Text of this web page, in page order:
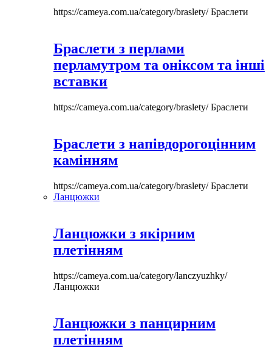
https://cameya.com.ua/category/braslety/Браслети
Браслети з перлами
перламутром та оніксом та інші
вставки
https://cameya.com.ua/category/braslety/Браслети
Браслети з напівдорогоцінним
камінням
https://cameya.com.ua/category/braslety/Браслети
Ланцюжки
Ланцюжки з якірним
плетінням
https://cameya.com.ua/category/lanczyuzhky/
Ланцюжки
Ланцюжки з панцирним
плетінням